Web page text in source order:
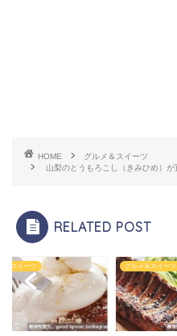
HOME
グルメ＆スイーツ
山梨のとうもろこし（きみひめ）
RELATED POST
＆スイーツ グルメ＆スイーツ